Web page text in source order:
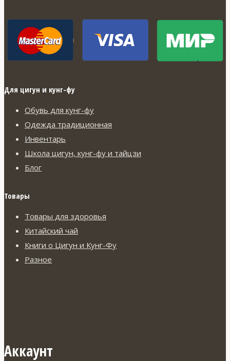
Для цигун и кунг-фу
Обувь для кунг-фу
Одежда традиционная
Инвентарь
Школа цигун, кунг-фу и тайцзи
Блог
Товары
Товары для здоровья
Китайский чай
Книги о Цигун и Кунг-Фу
Разное
Аккаунт